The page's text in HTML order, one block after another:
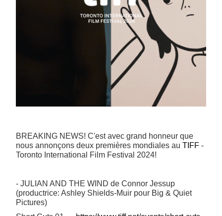
BREAKING NEWS! C'est avec grand honneur que
nous annonçons deux premières mondiales au TIFF-
Toronto International Film Festival 2024!
- JULIAN AND THE WIND de Connor Jessup
(productrice: Ashley Shields-Muir pour Big & Quiet
Pictures)